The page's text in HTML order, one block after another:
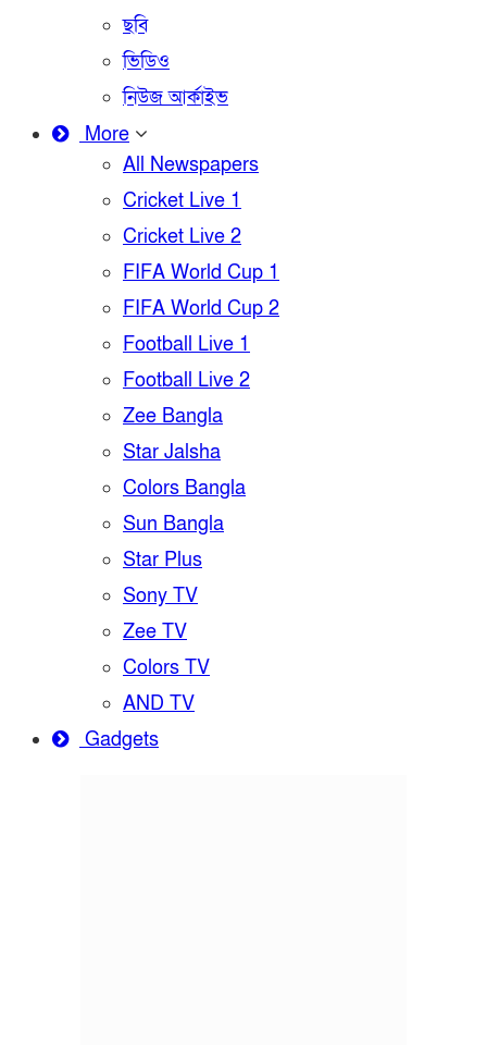
ছবি
ভিডিও
নিউজ আর্কাইভ
More
All Newspapers
Cricket Live 1
Cricket Live 2
FIFA World Cup 1
FIFA World Cup 2
Football Live 1
Football Live 2
Zee Bangla
Star Jalsha
Colors Bangla
Sun Bangla
Star Plus
Sony TV
Zee TV
Colors TV
AND TV
Gadgets